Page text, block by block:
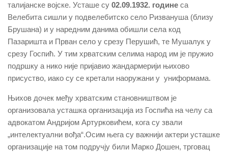
талијанске војске. Усташе су 02.09.1932. године са
Велебита сишли у подвелебитско село Ризвануша (близу
Брушана) и у наредним данима обишли села код
Пазаришта и Прван село у срезу Перушић, те Мушалук у
срезу Госпић. У тим хрватским селима народ им је пружио
подршку а нико није пријавио жандармерији њихово
присуство, иако су се кретали наоружани у униформама.
Њихов дочек међу хрватским становништвом је
организовала усташка организација из Госпића на челу са
адвокатом Андријом Артурковићем, кога су звали
„интелектуални вођа“.Осим њега су важнији актери усташке
организације на том подручју били Марко Дошен, трговац